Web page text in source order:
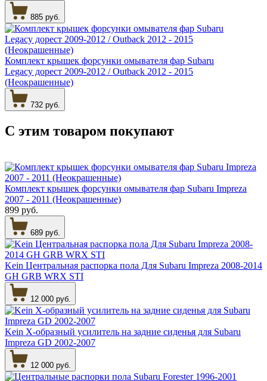
885 руб.
Комплект крышек форсунки омывателя фар Subaru
Legacy дорест 2009-2012 / Outback 2012 - 2015
(Неокрашенные)
732 руб.
С этим товаром покупают
Комплект крышек форсунки омывателя фар Subaru Impreza
2007 - 2011 (Неокрашенные)
899 руб.
689 руб.
Kein Центральная распорка пола Для Subaru Impreza 2008-2014
GH GRB WRX STI
12 000 руб.
Kein Х-образный усилитель на задние сиденья для Subaru
Impreza GD 2002-2007
12 000 руб.